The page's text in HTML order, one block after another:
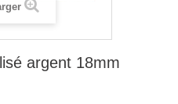
argent 18mm